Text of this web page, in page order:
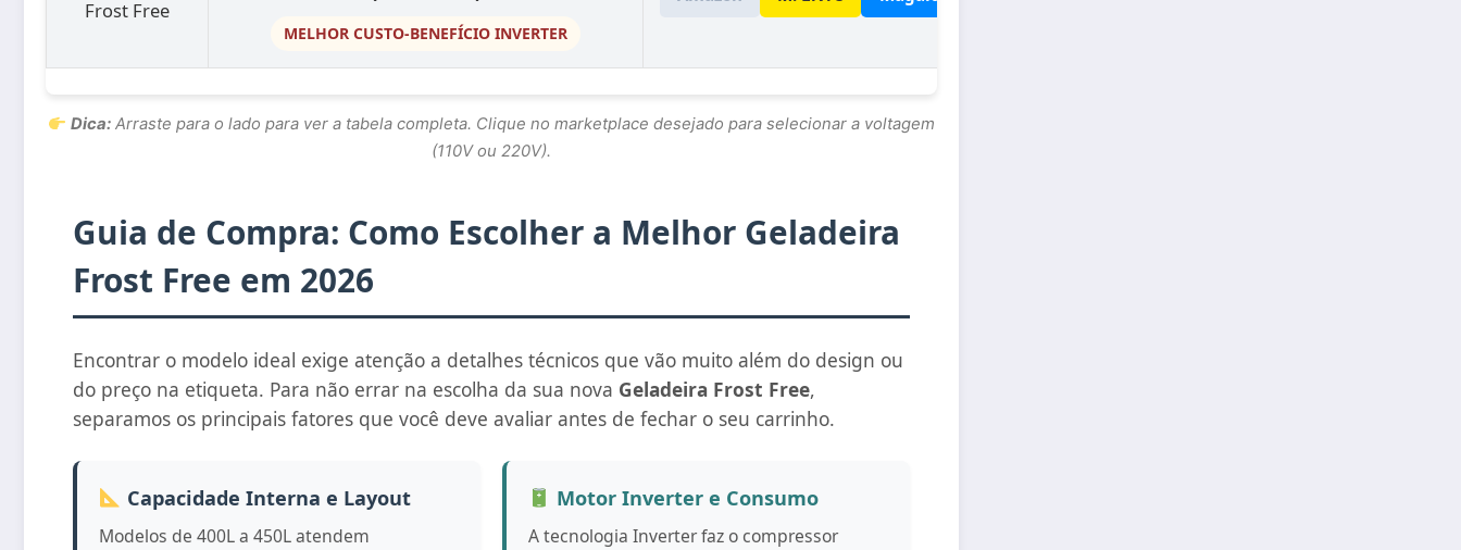
MELHOR CUSTO-BENEFÍCIO INVERTER
Dica:Arraste para o lado para ver a tabela completa. Clique no marketplace desejado para selecionar a voltagem
(110V ou 220V).
Guia de Compra: Como Escolher a Melhor Geladeira
Frost Free em 2026
Encontrar o modelo ideal exige atenção a detalhes técnicos que vão muito além do design ou
do preço na etiqueta. Para não errar na escolha da sua nova Geladeira Frost Free,
separamos os principais fatores que você deve avaliar antes de fechar o seu carrinho.
Capacidade Interna e Layout
Modelos de 400L a 450L atendem
Motor Inverter e Consumo
A tecnologia Inverter faz o compressor